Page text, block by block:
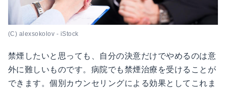
(C) alexsokolov - iStock
禁煙したいと思っても、自分の決意だけでやめるのは意
外に難しいものです。病院でも禁煙治療を受けることが
できます。個別カウンセリングによる効果としてこれま